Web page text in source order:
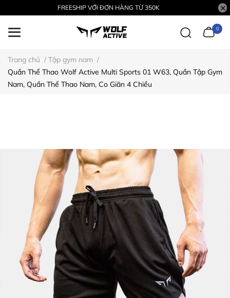
FREESHIP VỚI ĐƠN HÀNG TỪ 350K
0
Trang chủ / Tập gym nam /
Quần Thể Thao Wolf Active Multi Sports 01 W63, Quần Tập Gym
Nam, Quần Thể Thao Nam, Co Giãn 4 Chiều